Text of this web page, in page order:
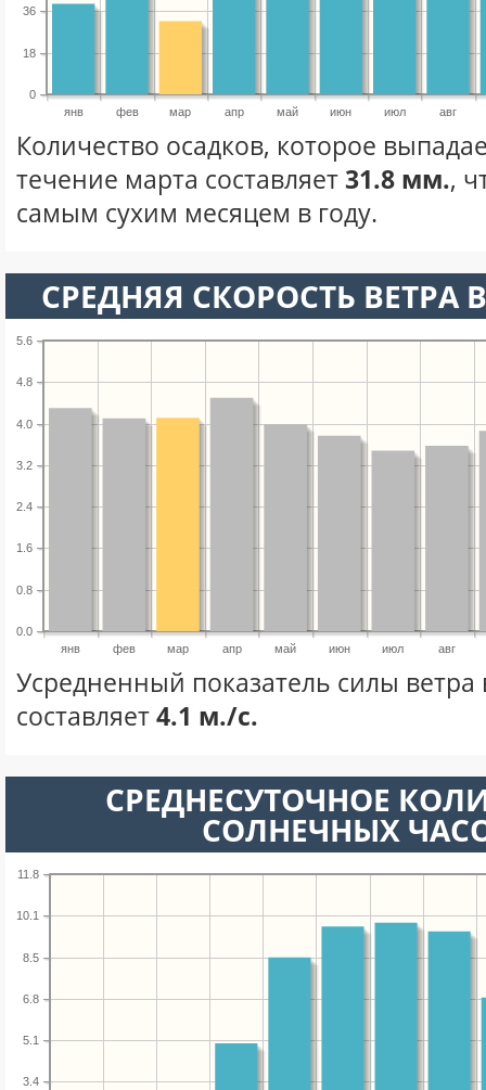
янв фев мар апр май июн июл авг
0
18
36
Количество осадков, которое
течение марта составляет31.8 мм.,
самым сухим месяцем в году.
СРЕДНЯЯ СКОРОСТЬ ВЕТРА
янв фев мар апр май июн июл авг
0.0
0.8
1.6
2.4
3.2
4.0
4.8
5.6
Усредненный показатель силы ветра
составляет4.1 м./с.
СРЕДНЕСУТОЧНОЕ
СОЛНЕЧНЫХ
3.4
5.1
6.8
8.5
10.1
11.8